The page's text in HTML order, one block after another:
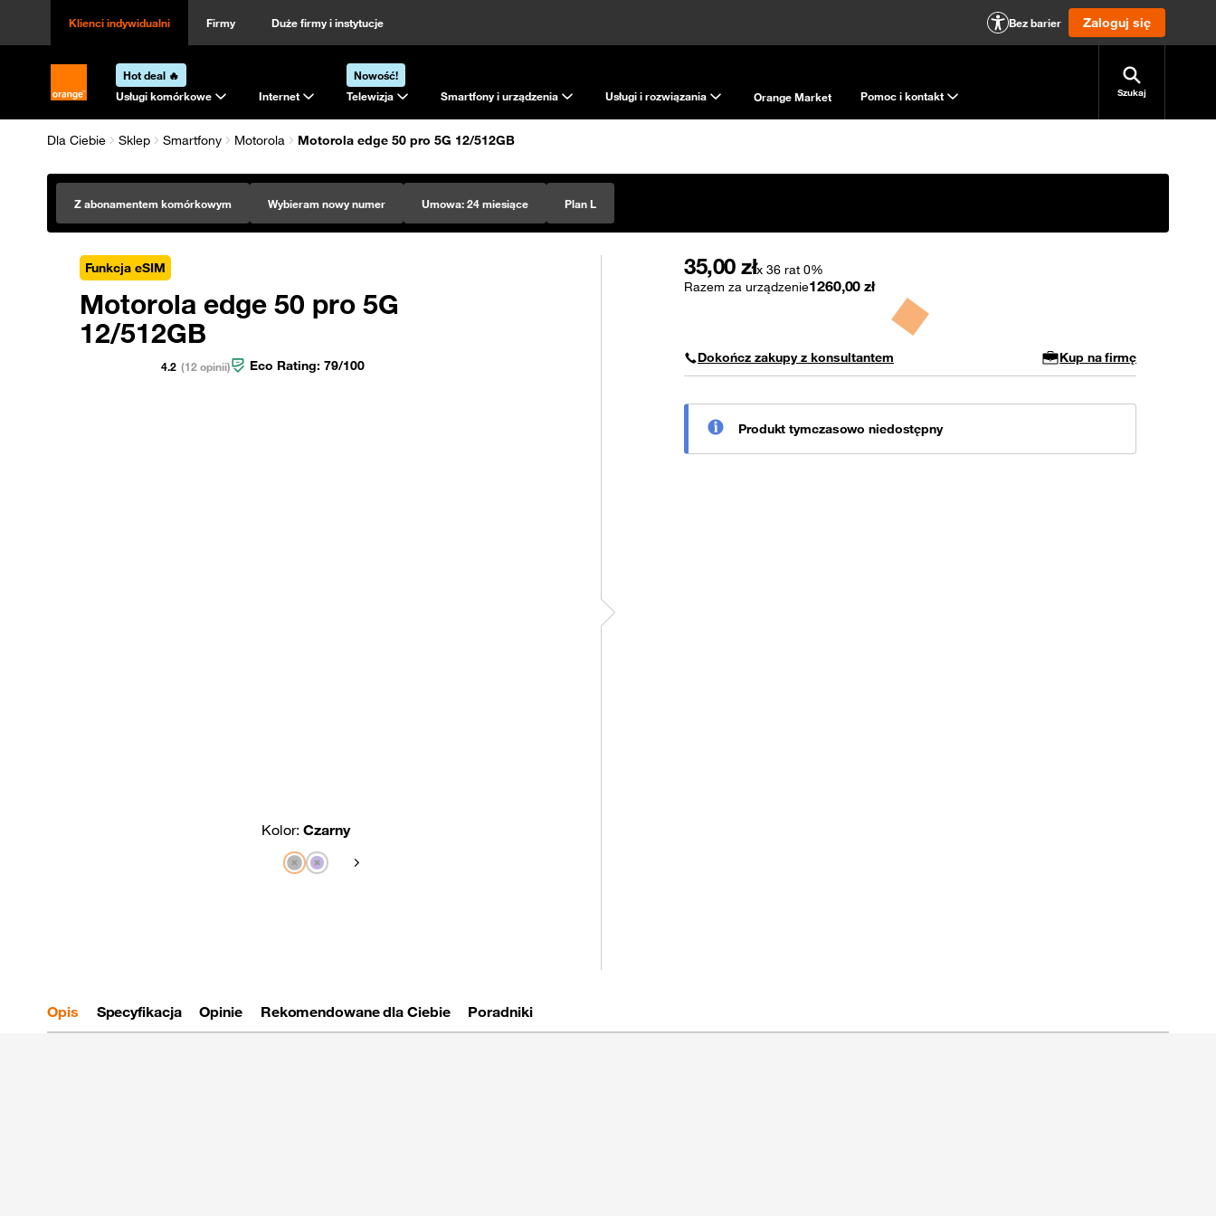
Klienci indywidualni Firmy Duże firmy i instytucje Bez barier Zaloguj się
Strona główna Orange.pl
Hot deal 🔥
Usługi komórkowe
Internet
Nowość!
Telewizja
Smartfony i urządzenia Usługi i rozwiązania Orange Market Pomoc i kontakt Szukaj
Dla Ciebie Sklep Smartfony Motorola Motorola edge 50 pro 5G 12/512GB
Z abonamentem komórkowym Wybieram nowy numer Umowa:24 miesiące Plan L
Funkcja eSIM
Motorola edge 50 pro 5G
12/512GB
4.2 (12 opinii) Eco Rating: 79/100
Kolor: Czarny
Pokaż następny
35,00 złx 36 rat 0%
Razem za urządzenie1260,00 zł
Dokończ zakupy z konsultantem Kup na firmę
Produkt tymczasowo niedostępny
Opis Specyfikacja Opinie Rekomendowane dla Ciebie Poradniki